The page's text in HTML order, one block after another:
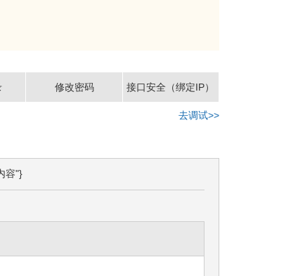
修改密码 接口安全（绑定IP）
去调试>>
容"}